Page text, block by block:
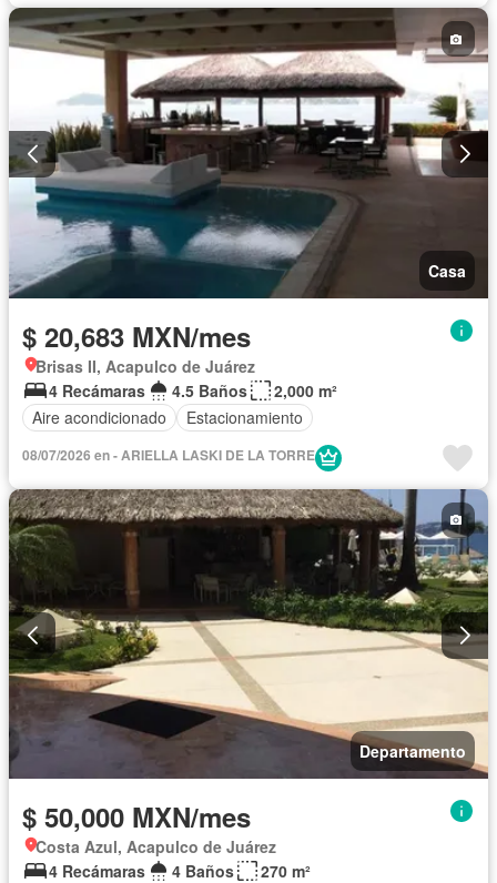
Casa
$ 20,683 MXN/mes
Brisas II, Acapulco de Juárez
4 Recámaras
4.5 Baños
2,000 m²
Aire acondicionado
Estacionamiento
08/07/2026 en - ARIELLA LASKI DE LA TORRE
Departamento
$ 50,000 MXN/mes
Costa Azul, Acapulco de Juárez
4 Recámaras
4 Baños
270 m²